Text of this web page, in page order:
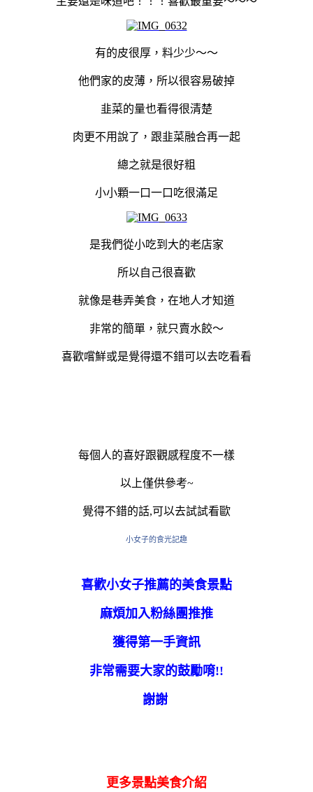
有的皮很厚，料少少～～
他們家的皮薄，所以很容易破掉
韭菜的量也看得很清楚
肉更不用說了，跟韭菜融合再一起
總之就是很好粗
小小顆一口一口吃很滿足
是我們從小吃到大的老店家
所以自己很喜歡
就像是巷弄美食，在地人才知道
非常的簡單，就只賣水餃～
喜歡嚐鮮或是覺得還不錯可以去吃看看
每個人的喜好跟觀感程度不一樣
以上僅供參考~
覺得不錯的話,可以去試試看歐
小女子的食光記趣
喜歡小女子推薦的美食景點
麻煩加入粉絲團推推
獲得第一手資訊
非常需要大家的鼓勵唷!!
謝謝
更多景點美食介紹